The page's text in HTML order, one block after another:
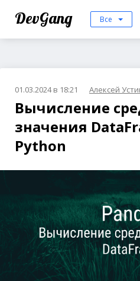
DevGang Все
01.03.2024 в 18:21 Алексей
Вычисление
значения
Python